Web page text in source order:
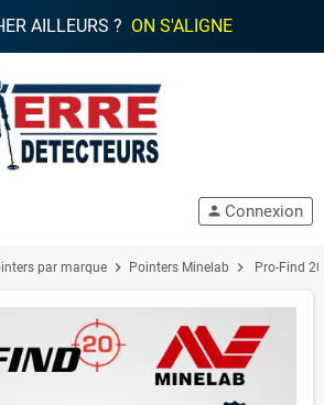
AILLEURS ? ON S'ALIGNE
person Connexion
par marque chevron_right Pointers Minelab chevron_right Pro-Find